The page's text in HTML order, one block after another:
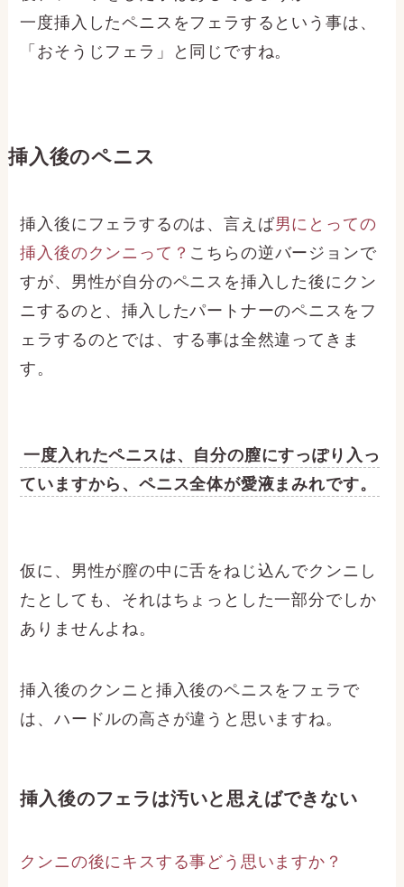
一度挿入したペニスをフェラするという事は、
「おそうじフェラ」と同じですね。
挿入後のペニス
挿入後にフェラするのは、言えば男にとっての
挿入後のクンニって？ こちらの逆バージョンで
すが、男性が自分のペニスを挿入した後にクン
ニするのと、挿入したパートナーのペニスをフ
ェラするのとでは、する事は全然違ってきま
す。
一度入れたペニスは、自分の膣にすっぽり入っ
ていますから、ペニス全体が愛液まみれです。
仮に、男性が膣の中に舌をねじ込んでクンニし
たとしても、それはちょっとした一部分でしか
ありませんよね。
挿入後のクンニと挿入後のペニスをフェラで
は、ハードルの高さが違うと思いますね。
挿入後のフェラは汚いと思えばできない
クンニの後にキスする事どう思いますか？